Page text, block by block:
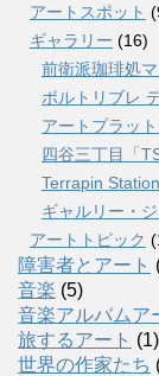
アートスポット
ギャラリー (16)
前衛派珈琲処
ポルトリブレ
アートプラッ
四谷三丁目「
Terrapin Station
ギャルリー・
アートトピック
障害者とアート
音楽 (5)
音楽アルバムア
旅するアート (1)
世界の作家たち